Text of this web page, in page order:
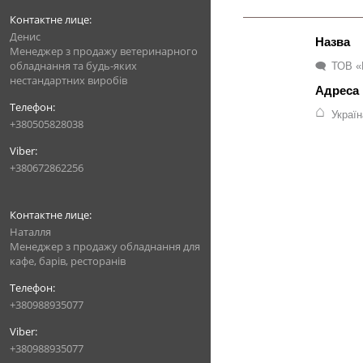
Денис
Менеджер з продажу ветеринарного
обладнання та будь-яких
нестандартних виробів
+380505828038
+380672862256
Наталля
Менеджер з продажу обладнання для
кафе, барів, ресторанів
+380988935077
+380988935077
ТОВ